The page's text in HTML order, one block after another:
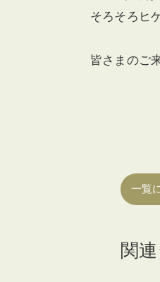
そろそろヒ
皆さまのご
一覧
関